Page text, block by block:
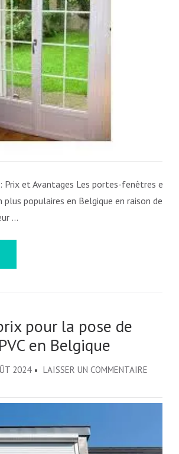
et Avantages Les portes-fenêtres en
plus populaires en Belgique en raison de
…
pour la pose de
en Belgique
2024 LAISSER UN COMMENTAIRE
DES